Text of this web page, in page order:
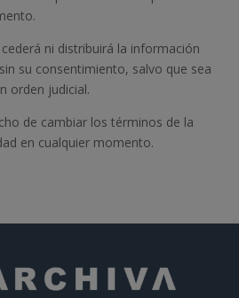
ni distribuirá la información
su consentimiento, salvo que sea
orden judicial.
de cambiar los términos de la
en cualquier momento.